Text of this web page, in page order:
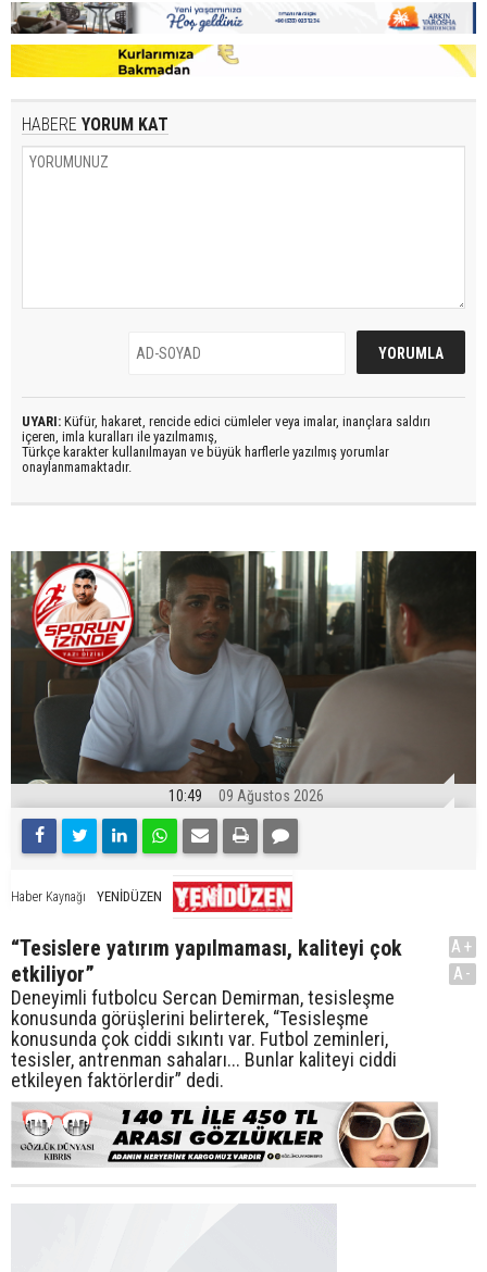
HABERE YORUM KAT
UYARI: Küfür, hakaret, rencide edici cümleler veya imalar, inançlara saldırı
içeren, imla kuralları ile yazılmamış,
Türkçe karakter kullanılmayan ve büyük harflerle yazılmış yorumlar
onaylanmamaktadır.
10:49 09 Ağustos 2026
Haber Kaynağı YENİDÜZEN
“Tesislere yatırım yapılmaması, kaliteyi çok
etkiliyor”
Deneyimli futbolcu Sercan Demirman, tesisleşme
konusunda görüşlerini belirterek, “Tesisleşme
konusunda çok ciddi sıkıntı var. Futbol zeminleri,
tesisler, antrenman sahaları... Bunlar kaliteyi ciddi
etkileyen faktörlerdir” dedi.
A+
A-